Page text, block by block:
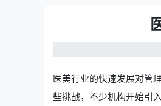
医美行业的快速发展对管
些挑战，不少机构开始引入